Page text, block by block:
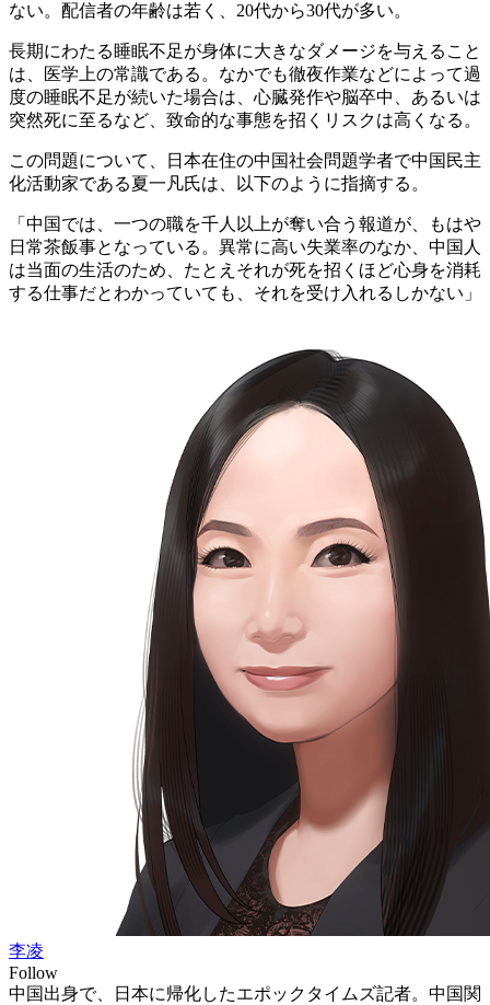
ない。配信者の年齢は若く、20代から30代が多い。
長期にわたる睡眠不足が身体に大きなダメージを与えること
は、医学上の常識である。なかでも徹夜作業などによって過
度の睡眠不足が続いた場合は、心臓発作や脳卒中、あるいは
突然死に至るなど、致命的な事態を招くリスクは高くなる。
この問題について、日本在住の中国社会問題学者で中国民主
化活動家である夏一凡氏は、以下のように指摘する。
「中国では、一つの職を千人以上が奪い合う報道が、もはや
日常茶飯事となっている。異常に高い失業率のなか、中国人
は当面の生活のため、たとえそれが死を招くほど心身を消耗
する仕事だとわかっていても、それを受け入れるしかない」
李凌
Follow
中国出身で、日本に帰化したエポックタイムズ記者。中国関